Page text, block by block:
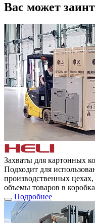
Вас может
Захваты для картонных
Подходит для
производственных
объемы товаров в
Подробнее